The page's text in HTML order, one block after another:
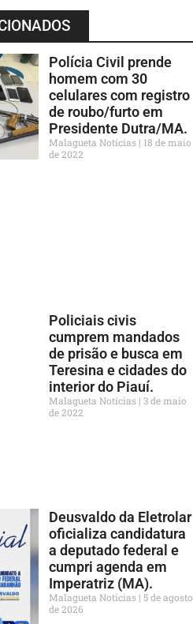
Polícia Civil prende
homem com 30
celulares com registro
de roubo/furto em
Presidente Dutra/MA.
Malagueta Notícias
18 de maio
de 2022
Policiais civis
cumprem mandados
de prisão e busca em
Teresina e cidades do
interior do Piauí.
Malagueta Notícias 3 de maio
de 2022
Deusvaldo da Eletrolar
oficializa candidatura
a deputado federal e
cumpri agenda em
Imperatriz (MA).
Malagueta Notícias 5 de agosto
de 2026